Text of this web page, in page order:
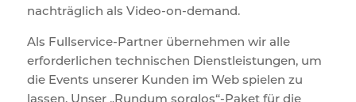
nachträglich als Video-on-demand.
Als Fullservice-Partner übernehmen wir alle
erforderlichen technischen Dienstleistungen, um
die Events unserer Kunden im Web spielen zu
lassen. Unser „Rundum sorglos“-Paket für die